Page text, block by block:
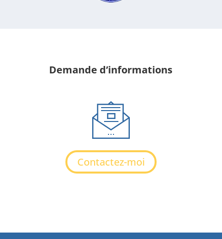
Demande d’informations
Contactez-moi